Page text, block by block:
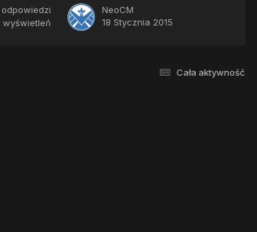
odpowiedzi
wyświetleń
NeoCM
18 Stycznia 2015
Cała aktywność